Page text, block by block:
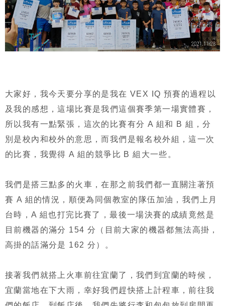
大家好，我今天要分享的是我在 VEX IQ 預賽的過程以
及我的感想，這場比賽是我們這個賽季第一場實體賽，
所以我有一點緊張，這次的比賽有分 A 組和 B 組，分
別是校內和校外的意思，而我們是報名校外組，這一次
的比賽，我覺得 A 組的競爭比 B 組大一些。
我們是搭三點多的火車，在那之前我們都一直關注著預
賽 A 組的情況，順便為同個教室的隊伍加油，我們上月
台時，A 組也打完比賽了，最後一場決賽的成績竟然是
目前機器的滿分 154 分（目前大家的機器都無法高掛，
高掛的話滿分是 162 分）。
接著我們就搭上火車前往宜蘭了，我們到宜蘭的時候，
宜蘭當地在下大雨，幸好我們趕快搭上計程車，前往我